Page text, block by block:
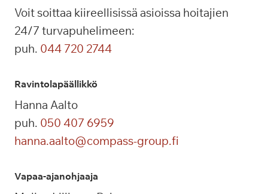
Voit soittaa kiireellisissä asioissa hoitajien
24/7 turvapuhelimeen:
puh. 044 720 2744
Ravintolapäällikkö
Hanna Aalto
puh. 050 407 6959
hanna.aalto@compass-group.fi
Vapaa-ajanohjaaja